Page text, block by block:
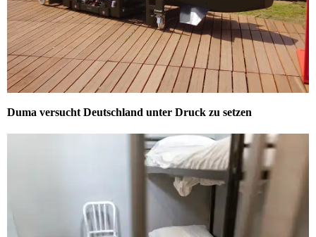
Duma versucht Deutschland unter Druck zu setzen